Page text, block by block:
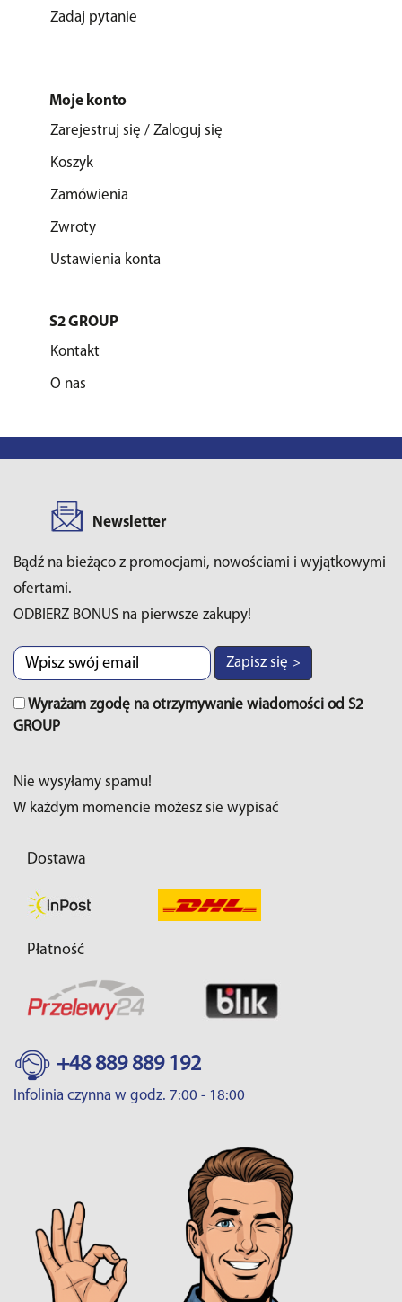
Zadaj pytanie
Moje konto
Zarejestruj się / Zaloguj się
Koszyk
Zamówienia
Zwroty
Ustawienia konta
S2 GROUP
Kontakt
O nas
Newsletter
Bądź na bieżąco z promocjami, nowościami i wyjątkowymi
ofertami.
ODBIERZ BONUS na pierwsze zakupy!
Zapisz się >
Wyrażam zgodę na otrzymywanie wiadomości od S2
GROUP
Nie wysyłamy spamu!
W każdym momencie możesz sie wypisać
Dostawa
Płatność
+48 889 889 192
Infolinia czynna w godz. 7:00 - 18:00